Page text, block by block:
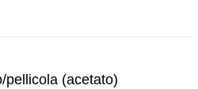
pellicola (acetato)